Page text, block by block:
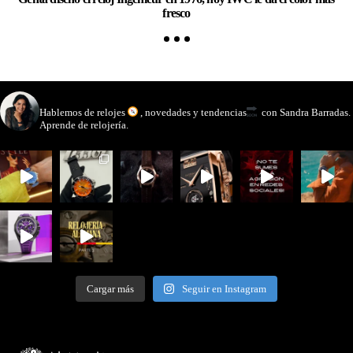
fresco
Hablemos de relojes , novedades y tendencias
con Sandra Barradas.
Aprende de relojería.
Cargar más Seguir en Instagram